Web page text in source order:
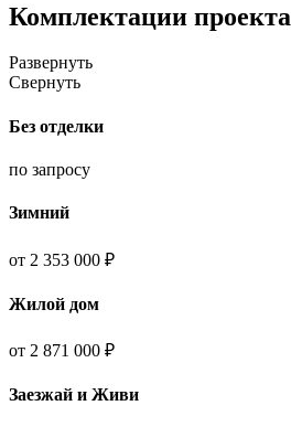
Комплектации проекта
Развернуть
Свернуть
Без отделки
по запросу
Зимний
от 2 353 000 ₽
Жилой дом
от 2 871 000 ₽
Заезжай и Живи